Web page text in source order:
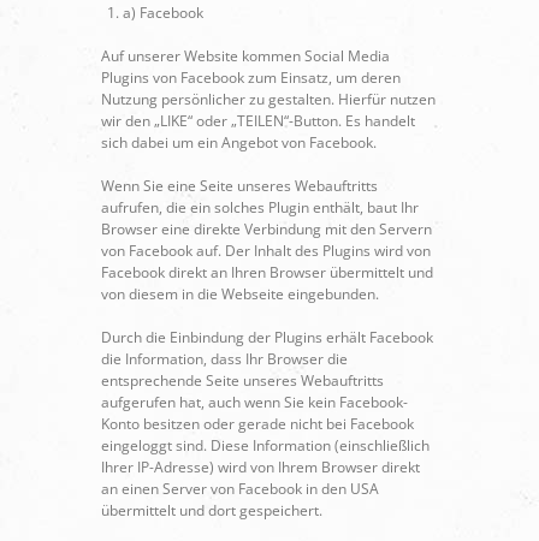
a) Facebook
Auf unserer Website kommen Social Media
Plugins von Facebook zum Einsatz, um deren
Nutzung persönlicher zu gestalten. Hierfür nutzen
wir den „LIKE“ oder „TEILEN“-Button. Es handelt
sich dabei um ein Angebot von Facebook.
Wenn Sie eine Seite unseres Webauftritts
aufrufen, die ein solches Plugin enthält, baut Ihr
Browser eine direkte Verbindung mit den Servern
von Facebook auf. Der Inhalt des Plugins wird von
Facebook direkt an Ihren Browser übermittelt und
von diesem in die Webseite eingebunden.
Durch die Einbindung der Plugins erhält Facebook
die Information, dass Ihr Browser die
entsprechende Seite unseres Webauftritts
aufgerufen hat, auch wenn Sie kein Facebook-
Konto besitzen oder gerade nicht bei Facebook
eingeloggt sind. Diese Information (einschließlich
Ihrer IP-Adresse) wird von Ihrem Browser direkt
an einen Server von Facebook in den USA
übermittelt und dort gespeichert.